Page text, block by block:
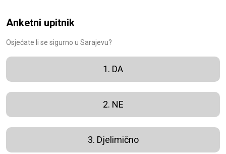
Anketni upitnik
Osjećate li se sigurno u Sarajevu?
1. DA
2. NE
3. Djelimično